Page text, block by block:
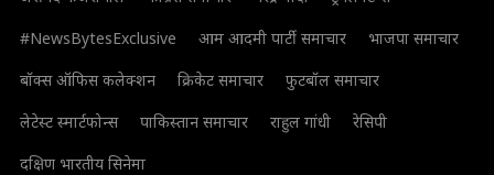
#NewsBytesExclusive
आम आदमी पार्टी समाचार
भाजपा समाचार
बॉक्स ऑफिस कलेक्शन
क्रिकेट समाचार
फुटबॉल समाचार
लेटेस्ट स्मार्टफोन्स
पाकिस्तान समाचार राहुल गांधी
रेसिपी
दक्षिण भारतीय सिनेमा